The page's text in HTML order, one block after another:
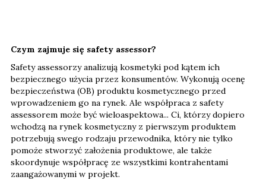
Czym zajmuje się safety assessor?
Safety assessorzy analizują kosmetyki pod kątem ich
bezpiecznego użycia przez konsumentów. Wykonują ocenę
bezpieczeństwa (OB) produktu kosmetycznego przed
wprowadzeniem go na rynek. Ale współpraca z safety
assessorem może być wieloaspektowa... Ci, którzy dopiero
wchodzą na rynek kosmetyczny z pierwszym produktem
potrzebują swego rodzaju przewodnika, który nie tylko
pomoże stworzyć założenia produktowe, ale także
skoordynuje współpracę ze wszystkimi kontrahentami
zaangażowanymi w projekt.